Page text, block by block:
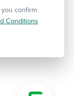
confirm
Conditions